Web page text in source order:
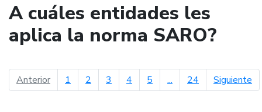
A cuáles entidades les
aplica la norma SARO?
Anteriorpágina anterior
1 2 3 4 5 ... 24 Siguiente